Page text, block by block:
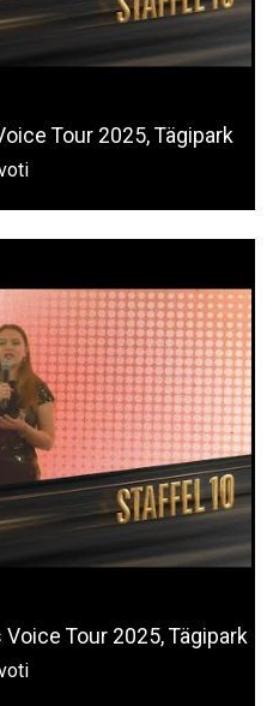
Tour 2025, Tägipark
Tour 2025, Tägipark